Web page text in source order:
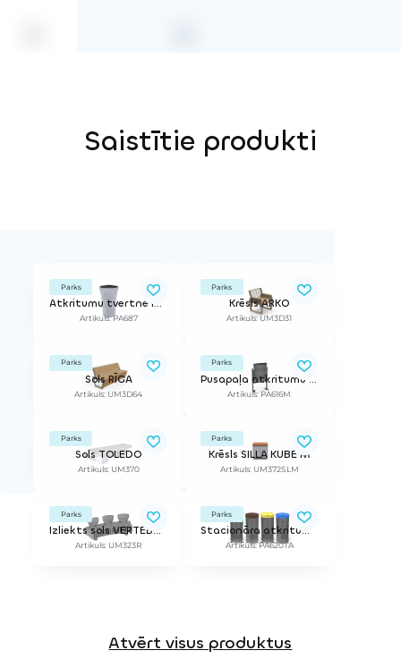
Saistītie produkti
Parks
Atkritumu tvertne IRIS
Artikuls: PA687
Parks
Krēsls ARKO
Artikuls: UM3D31
Parks
Sols RĪGA
Artikuls: UM3D64
Parks
Pusapaļa atkritumu urna
Artikuls: PA616M
Parks
Sols TOLEDO
Artikuls: UM370
Parks
Krēsls SILLA KUBE M
Artikuls: UM372SLM
Parks
Izliekts sols VERTEBRA CURVO R
Artikuls: UM323R
Parks
Stacionāra atkritumu urna ARO SELECTIF
Artikuls: PA620TA
Atvērt visus produktus